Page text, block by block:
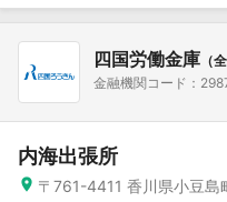
四国労働金庫 （
金融機関コード：
内海出張所
〒761-4411 香川県小豆